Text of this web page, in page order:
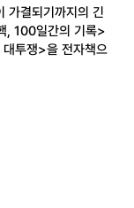
가결되기까지의 긴
, 100일간의 기록>
투쟁>을 전자책으